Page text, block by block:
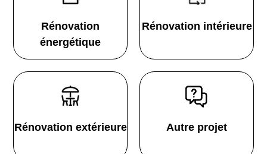
Rénovation
énergétique
Rénovation intérieure
Rénovation extérieure Autre projet